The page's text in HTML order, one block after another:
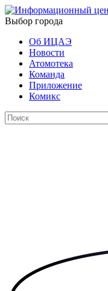
Выбор города
Об ИЦАЭ
Новости
Атомотека
Команда
Приложение
Комикс